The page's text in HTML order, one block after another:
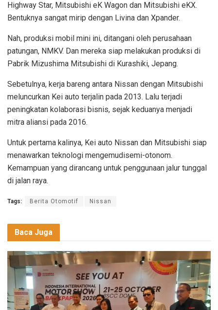
Highway Star, Mitsubishi eK Wagon dan Mitsubishi eKX.
Bentuknya sangat mirip dengan Livina dan Xpander.
Nah, produksi mobil mini ini, ditangani oleh perusahaan
patungan, NMKV. Dan mereka siap melakukan produksi di
Pabrik Mizushima Mitsubishi di Kurashiki, Jepang.
Sebetulnya, kerja bareng antara Nissan dengan Mitsubishi
meluncurkan Kei auto terjalin pada 2013. Lalu terjadi
peningkatan kolaborasi bisnis, sejak keduanya menjadi
mitra aliansi pada 2016.
Untuk pertama kalinya, Kei auto Nissan dan Mitsubishi siap
menawarkan teknologi mengemudisemi-otonom.
Kemampuan yang dirancang untuk penggunaan jalur tunggal
di jalan raya.
Tags: Berita Otomotif Nissan
Baca Juga